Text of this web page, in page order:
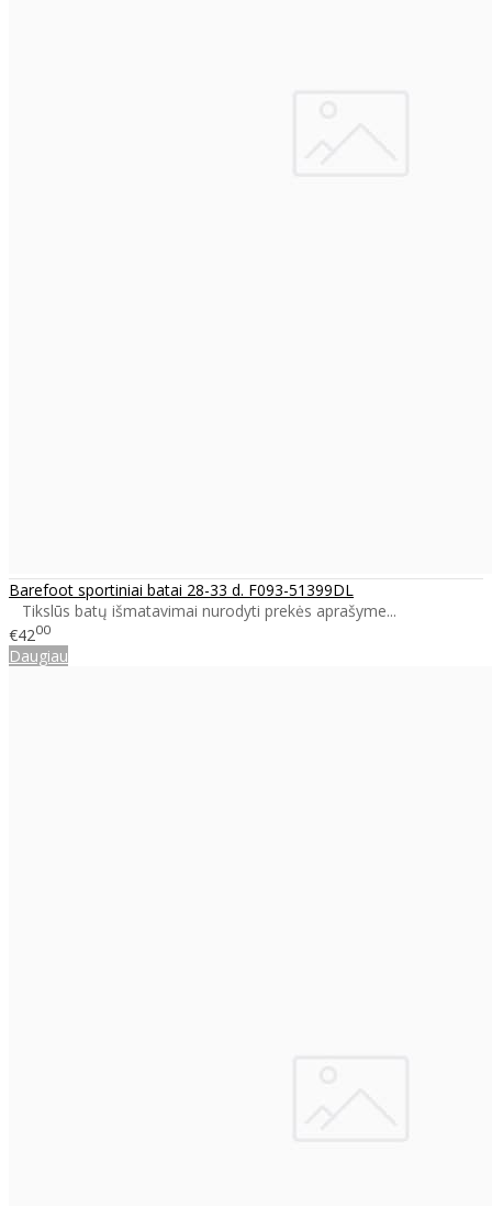
Barefoot sportiniai batai 28-33 d. F093-51399DL
Tikslūs batų išmatavimai nurodyti prekės aprašyme...
€4200
Daugiau